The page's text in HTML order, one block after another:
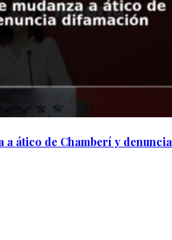
a ático de Chamberí y denuncia